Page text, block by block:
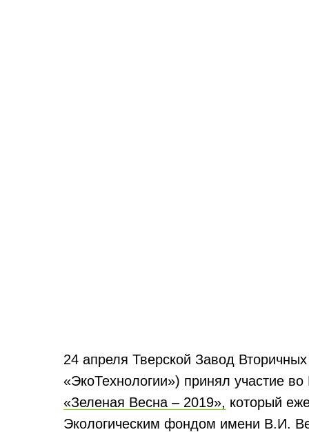
24 апреля Тверской Завод
«ЭкоТехнологии») принял участие
«Зеленая Весна – 2019», который
Экологическим фондом имени В.И.